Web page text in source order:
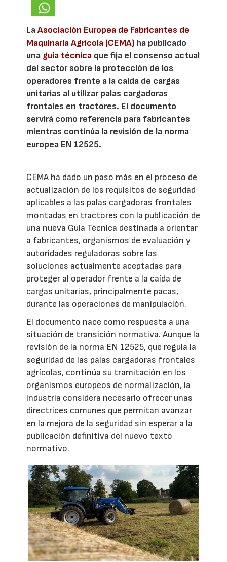
LaAsociación Europea de Fabricantes de
Maquinaria Agrícola (CEMA) ha publicado
una guía técnica que fija el consenso actual
del sector sobre la protección de los
operadores frente a la caída de cargas
unitarias al utilizar palas cargadoras
frontales en tractores. El documento
servirá como referencia para fabricantes
mientras continúa la revisión de la norma
europea EN 12525.
CEMA ha dado un paso más en el proceso de
actualización de los requisitos de seguridad
aplicables a las palas cargadoras frontales
montadas en tractores con la publicación de
una nueva Guía Técnica destinada a orientar
a fabricantes, organismos de evaluación y
autoridades reguladoras sobre las
soluciones actualmente aceptadas para
proteger al operador frente a la caída de
cargas unitarias, principalmente pacas,
durante las operaciones de manipulación.
El documento nace como respuesta a una
situación de transición normativa. Aunque la
revisión de la norma EN 12525, que regula la
seguridad de las palas cargadoras frontales
agrícolas, continúa su tramitación en los
organismos europeos de normalización, la
industria considera necesario ofrecer unas
directrices comunes que permitan avanzar
en la mejora de la seguridad sin esperar a la
publicación definitiva del nuevo texto
normativo.